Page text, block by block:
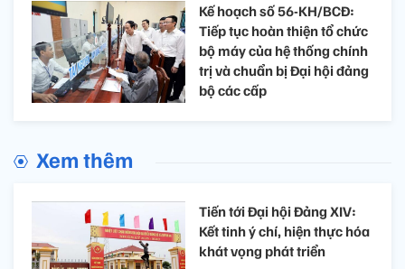
Kế hoạch số 56-KH/BCĐ:
Tiếp tục hoàn thiện tổ chức
bộ máy của hệ thống chính
trị và chuẩn bị Đại hội đảng
bộ các cấp
Xem thêm
Tiến tới Đại hội Đảng XIV:
Kết tinh ý chí, hiện thực hóa
khát vọng phát triển